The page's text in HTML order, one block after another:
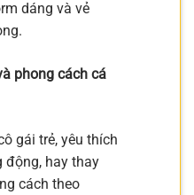
dáng và vẻ
phong cách cá
gái trẻ, yêu thích
động, hay thay
cách theo